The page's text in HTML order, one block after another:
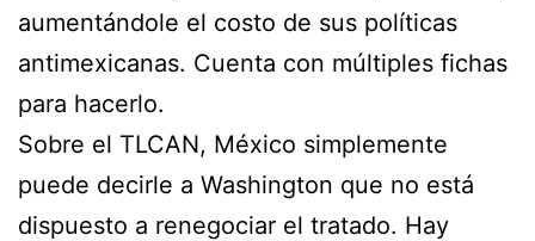
aumentándole el costo de sus políticas
antimexicanas. Cuenta con múltiples fichas
para hacerlo.
Sobre el TLCAN, México simplemente
puede decirle a Washington que no está
dispuesto a renegociar el tratado. Hay